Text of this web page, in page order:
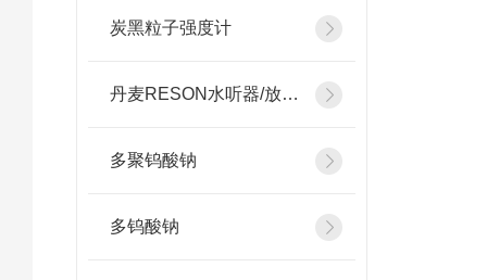
炭黑粒子强度计
丹麦RESON水听器/放大器
多聚钨酸钠
多钨酸钠